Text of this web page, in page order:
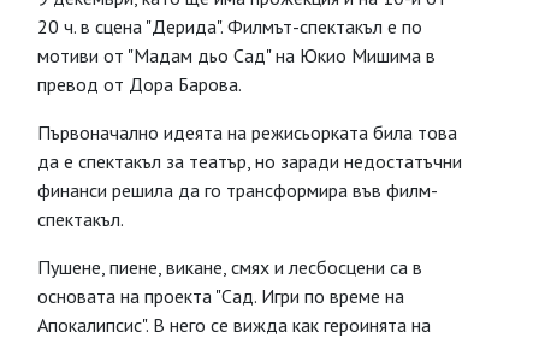
20 ч. в сцена "Дерида". Филмът-спектакъл е по
мотиви от "Мадам дьо Сад" на Юкио Мишима в
превод от Дора Барова.
Първоначално идеята на режисьорката била това
да е спектакъл за театър, но заради недостатъчни
финанси решила да го трансформира във филм-
спектакъл.
Пушене, пиене, викане, смях и лесбосцени са в
основата на проекта "Сад. Игри по време на
Апокалипсис". В него се вижда как героинята на